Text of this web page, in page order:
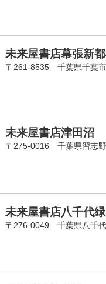
未来屋書店幕張新
〒261-8535 千葉県千葉
未来屋書店津田沼
〒275-0016 千葉県習志
未来屋書店八千代
〒276-0049 千葉県八千